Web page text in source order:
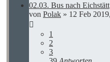
02.03. Bus nach Eichstätt
von Polak » 12 Feb
1
2
3